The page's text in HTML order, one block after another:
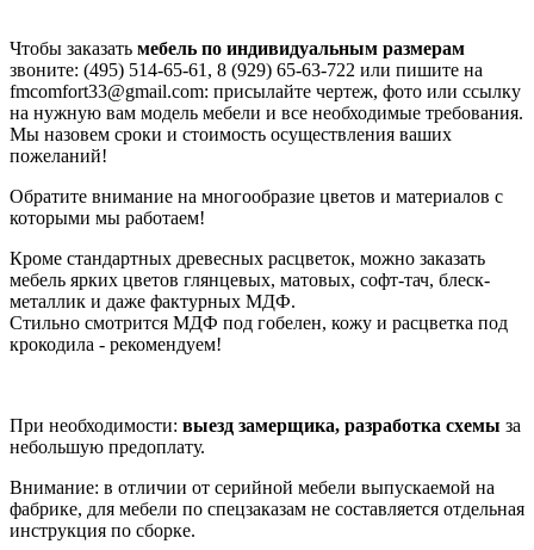
Чтобы заказать мебель по индивидуальным размерам
звоните: (495) 514-65-61, 8 (929) 65-63-722 или пишите на
fmcomfort33@gmail.com: присылайте чертеж, фото или ссылку
на нужную вам модель мебели и все необходимые требования.
Мы назовем сроки и стоимость осуществления ваших
пожеланий!
Обратите внимание на многообразие цветов и материалов с
которыми мы работаем!
Кроме стандартных древесных расцветок, можно заказать
мебель ярких цветов глянцевых, матовых, софт-тач, блеск-
металлик и даже фактурных МДФ.
Стильно смотрится МДФ под гобелен, кожу и расцветка под
крокодила - рекомендуем!
При необходимости: выезд замерщика, разработка схемы за
небольшую предоплату.
Внимание: в отличии от серийной мебели выпускаемой на
фабрике, для мебели по спецзаказам не составляется отдельная
инструкция по сборке.